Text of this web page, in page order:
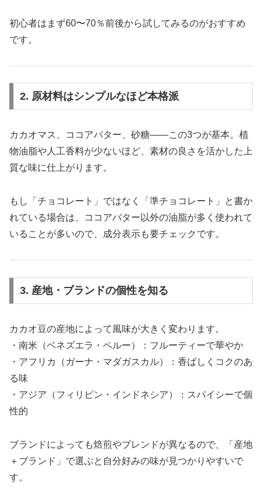
初心者はまず60〜70％前後から試してみるのがおすすめ
です。
2. 原材料はシンプルなほど本格派
カカオマス、ココアバター、砂糖――この3つが基本。植
物油脂や人工香料が少ないほど、素材の良さを活かした上
質な味に仕上がります。
もし「チョコレート」ではなく「準チョコレート」と書か
れている場合は、ココアバター以外の油脂が多く使われて
いることが多いので、成分表示も要チェックです。
3. 産地・ブランドの個性を知る
カカオ豆の産地によって風味が大きく変わります。
・南米（ベネズエラ・ペルー）：フルーティーで華やか
・アフリカ（ガーナ・マダガスカル）：香ばしくコクのあ
る味
・アジア（フィリピン・インドネシア）：スパイシーで個
性的
ブランドによっても焙煎やブレンドが異なるので、「産地
＋ブランド」で選ぶと自分好みの味が見つかりやすいで
す。